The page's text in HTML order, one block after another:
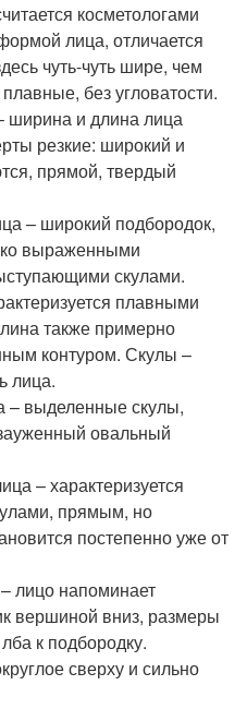
косметологами
лица, отличается
чуть-чуть шире, чем
без угловатости.
ширина и длина лица
резкие: широкий и
прямой, твердый
– широкий подбородок,
выраженными
скулами.
плавными
также примерно
контуром. Скулы –
лица.
выделенные скулы,
овальный
– характеризуется
прямым, но
постепенно уже от
лицо напоминает
вершиной вниз, размеры
к подбородку.
сверху и сильно